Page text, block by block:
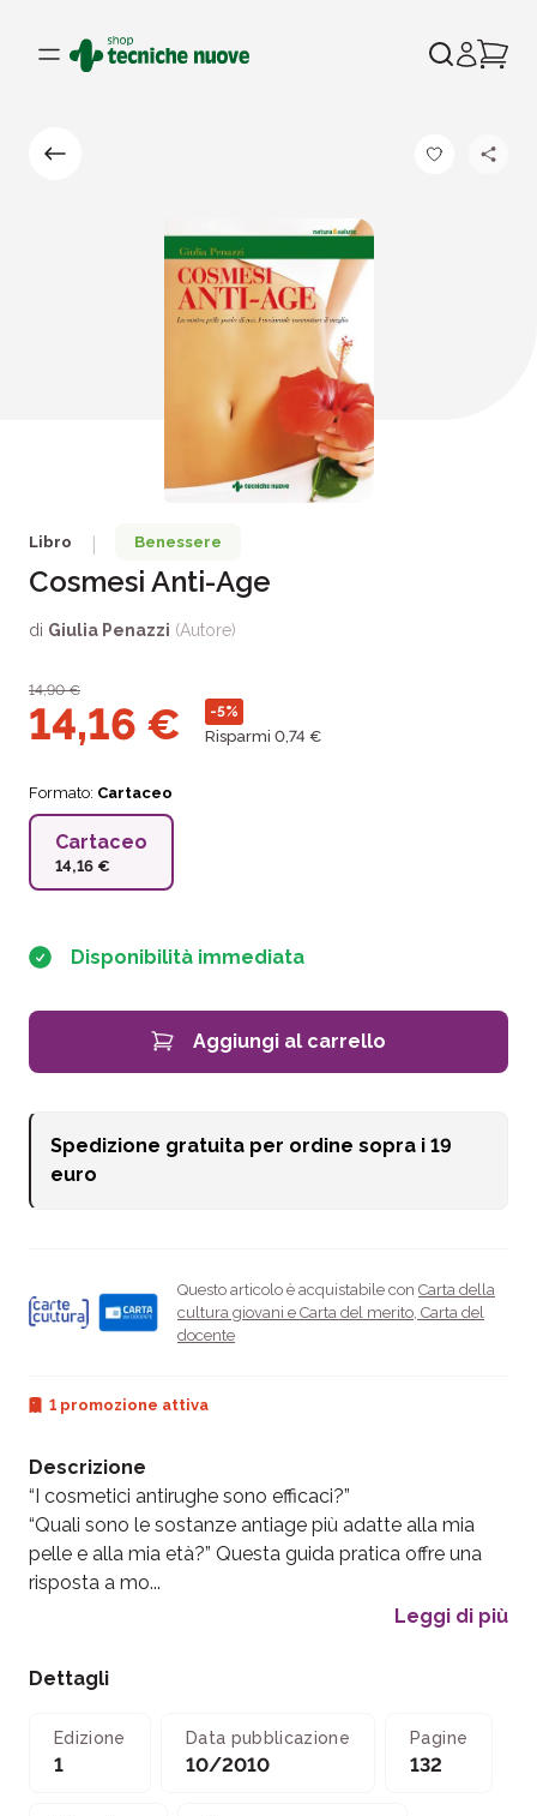
Libro Benessere
Cosmesi Anti-Age
di Giulia Penazzi (Autore)
14,90€
14,16 € -5%
Risparmi 0,74 €
Formato: Cartaceo
Cartaceo
14,16 €
Disponibilità immediata
Aggiungi al carrello
Spedizione gratuita per ordine sopra i 19
euro
Questo articolo è acquistabile con Carta della
cultura giovani e Carta del merito Carta del
docente
1 promozione attiva
Descrizione
“I cosmetici antirughe sono efficaci?”
“Quali sono le sostanze antiage più adatte alla mia
pelle e alla mia età?” Questa guida pratica offre una
risposta a mo...
Leggi di più
Dettagli
Edizione
1
Data pubblicazione
10/2010
Pagine
132